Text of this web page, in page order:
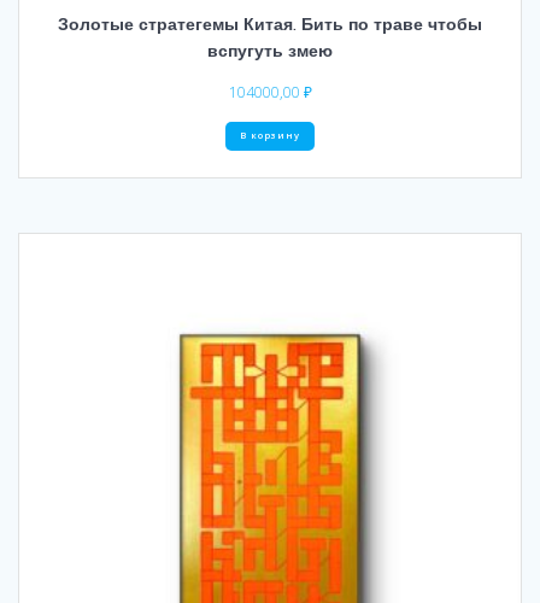
Золотые стратегемы Китая. Бить по траве чтобы
вспугуть змею
104000,00 ₽
В корзину